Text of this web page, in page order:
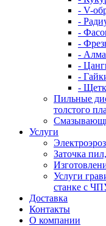
- V-
-
-
-
-
-
-
-
Пильные
толстого
Услуги
Заточка
Услуги
станке с
Доставка
Контакты
О компании